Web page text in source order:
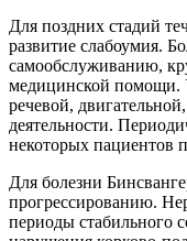
Для поздних стадий
развитие слабоумия.
самообслуживанию,
медицинской помощи.
речевой,
деятельности.
некоторых пациентов
Для болезни
прогрессированию.
периоды стабильного